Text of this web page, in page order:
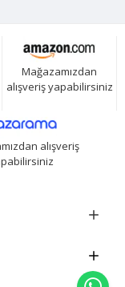
Mağazamızdan
alışveriş yapabilirsiniz
alışveriş